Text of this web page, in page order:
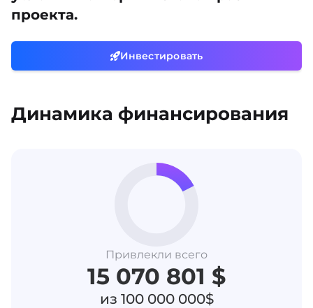
проекта.
Инвестировать
Динамика финансирования
Привлекли всего
15 070 801 $
из 100 000 000$